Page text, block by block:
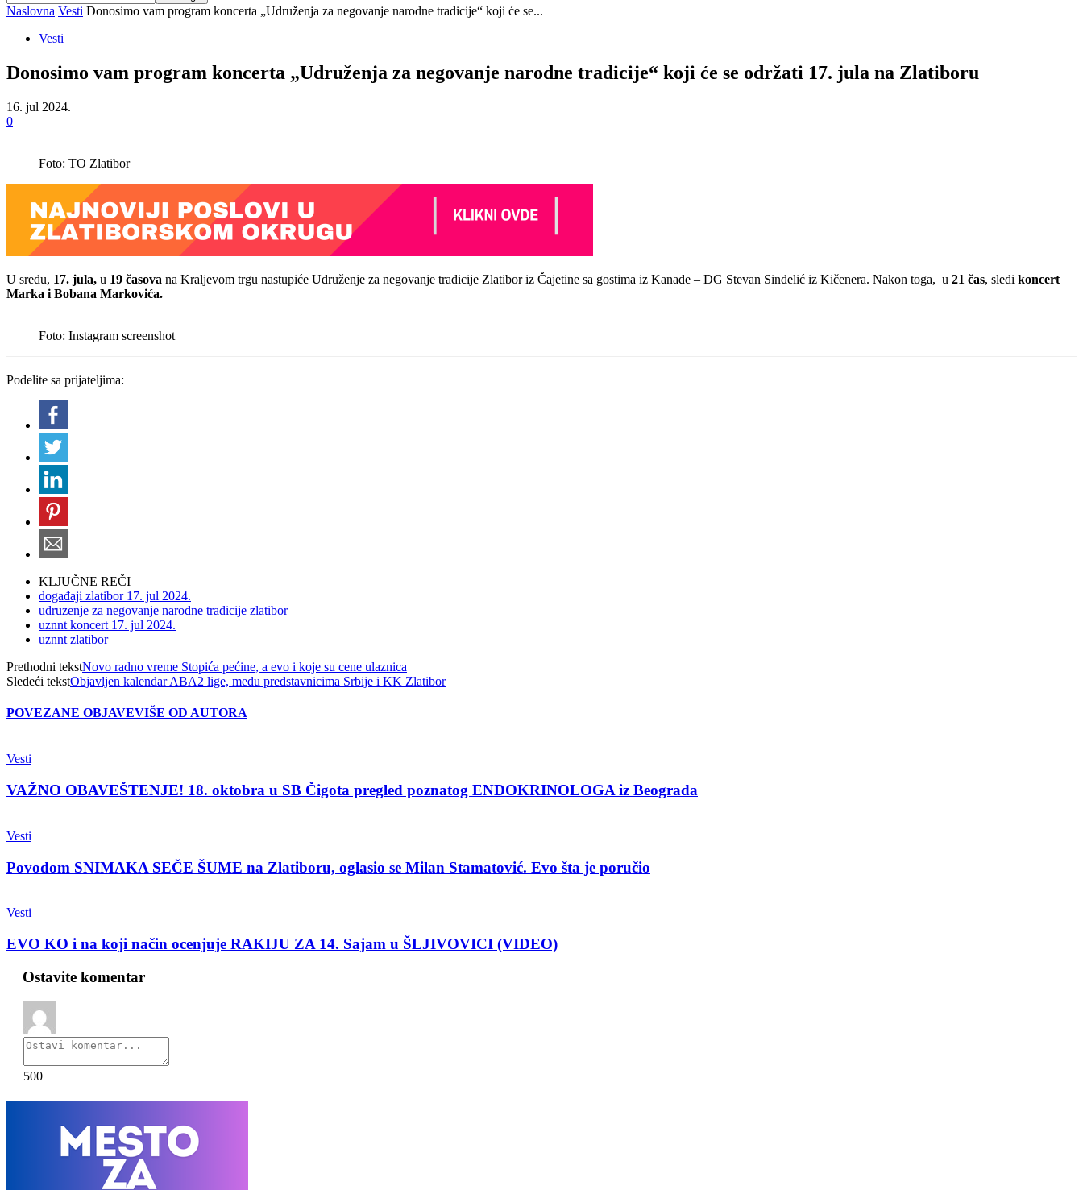
Naslovna Vesti Donosimo vam program koncerta „Udruženja za negovanje narodne tradicije“ koji će se...
Vesti
Donosimo vam program koncerta „Udruženja za negovanje narodne tradicije“ koji će se održati 17. jula na Zlatiboru
16. jul 2024.
0
Foto: TO Zlatibor
U sredu, 17. jula, u 19 časova na Kraljevom trgu nastupiće Udruženje za negovanje tradicije Zlatibor iz Čajetine sa gostima iz Kanade – DG Stevan Sinđelić iz Kičenera. Nakon toga, u 21 čas, sledi koncert
Marka i Bobana Markovića.
Foto: Instagram screenshot
Podelite sa prijateljima:
KLJUČNE REČI
događaji zlatibor 17. jul 2024.
udruzenje za negovanje narodne tradicije zlatibor
uznnt koncert 17. jul 2024.
uznnt zlatibor
Prethodni tekstNovo radno vreme Stopića pećine, a evo i koje su cene ulaznica
Sledeći tekstObjavljen kalendar ABA2 lige, među predstavnicima Srbije i KK Zlatibor
POVEZANE OBJAVEVIŠE OD AUTORA
Vesti
VAŽNO OBAVEŠTENJE! 18. oktobra u SB Čigota pregled poznatog ENDOKRINOLOGA iz Beograda
Vesti
Povodom SNIMAKA SEČE ŠUME na Zlatiboru, oglasio se Milan Stamatović. Evo šta je poručio
Vesti
EVO KO i na koji način ocenjuje RAKIJU ZA 14. Sajam u ŠLJIVOVICI (VIDEO)
Ostavite komentar
500